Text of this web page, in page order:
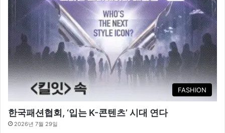
FASHION
한국패션협회, ‘입는 K-콘텐츠’ 시대 연다
2026년 7월 29일